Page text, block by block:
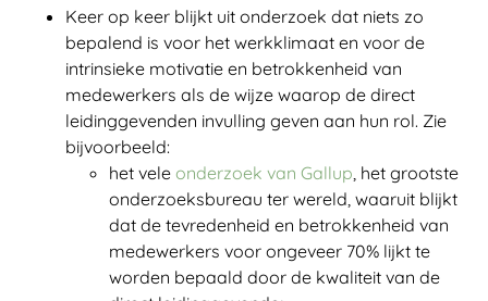
Keer op keer blijkt uit onderzoek dat niets zo
bepalend is voor het werkklimaat en voor de
intrinsieke motivatie en betrokkenheid van
medewerkers als de wijze waarop de direct
leidinggevenden invulling geven aan hun rol. Zie
bijvoorbeeld:
het vele onderzoek van Gallup, het grootste
onderzoeksbureau ter wereld, waaruit blijkt
dat de tevredenheid en betrokkenheid van
medewerkers voor ongeveer 70% lijkt te
worden bepaald door de kwaliteit van de